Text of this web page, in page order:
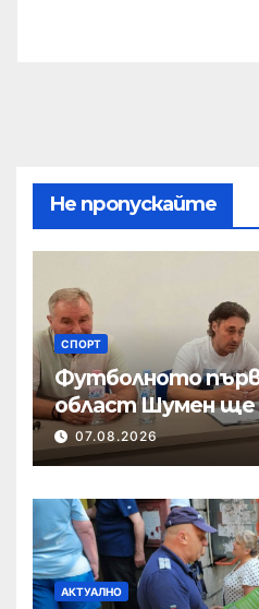
Не пропускайте
СПОРТ
Футболното
област Шумен ще
началото на
07.08.2026
АКТУАЛНО